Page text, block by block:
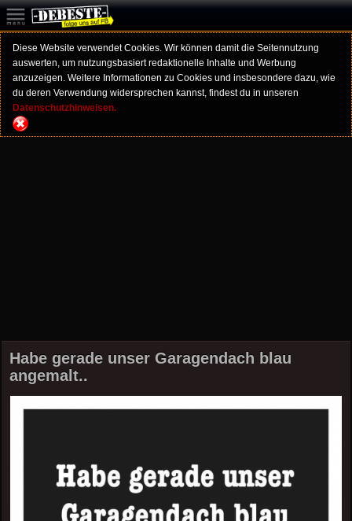
Diese Website verwendet Cookies. Wir können damit die Seitennutzung
auswerten, um nutzungsbasiert redaktionelle Inhalte und Werbung
anzuzeigen. Weitere Informationen zu Cookies und insbesondere dazu, wie
du deren Verwendung widersprechen kannst, findest du in unseren
Datenschutzhinweisen.
Habe gerade unser Garagendach blau
angemalt..